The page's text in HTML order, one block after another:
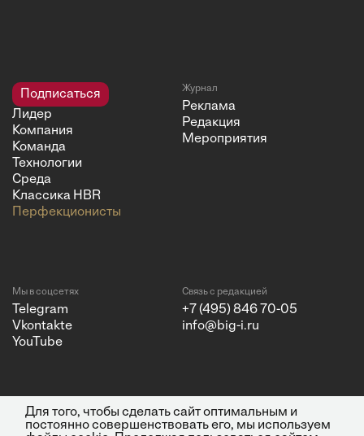
Подписаться
Лидер
Компания
Команда
Технологии
Среда
Классика HBR
Перфекционисты
Журнал
Реклама
Редакция
Мероприятия
Мы в соцсетях
Telegram
Vkontakte
YouTube
Связь с редакцией
+7 (495) 846 70-05
info@big-i.ru
© 2026 ООО "Бизнес Инсайт
Политика конфиденциальности
Для того, чтобы сделать сайт оптимальным и
постоянно совершенствовать его, мы используем